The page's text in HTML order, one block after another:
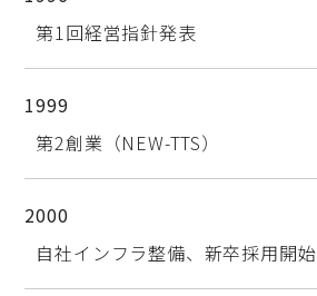
第1回経営指針発表
1999
第2創業（NEW-TTS）
2000
自社インフラ整備、新卒採用開始